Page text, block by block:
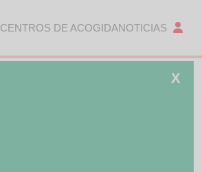
CENTROS DE ACOGIDANOTICIAS
X